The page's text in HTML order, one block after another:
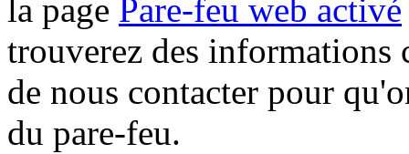
la page Pare-feu web activé
trouverez des informations
de nous contacter pour
du pare-feu.